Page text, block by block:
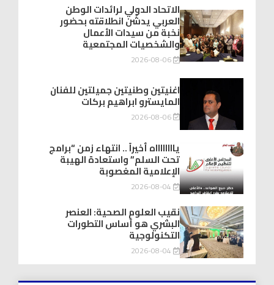
الاتحاد الدولي لرائدات الوطن
العربي يدشّن انطلاقته بحضور
نخبة من سيدات الأعمال
والشخصيات المجتمعية
2026-08-06
اغنيتين وطنيتين جميلتين للفنان
المايسترو ابراهيم بركات
2026-08-06
يااااااااه أخيراً .. انتهاء زمن “برامج
تحت السلم” واستعادة الهيبة
الإعلامية المغصوبة
2026-08-04
نقيب العلوم الصحية: العنصر
البشري هو أساس التطورات
التكنولوجية
2026-08-04